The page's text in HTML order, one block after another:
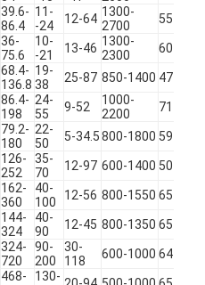
39.6-
86.4
11-
-24
12-64 1300-
2700
55
36-
75.6
10-
-21
13-46 1300-
2300
60
68.4-
136.8
19-
38
25-87 850-1400 47
86.4-
198
24-
55
9-52
1000-
2200
71
79.2-
180
22-
50
5-34.5 800-1800 59
126-
252
35-
70
12-97 600-1400 50
162-
360
40-
100
12-56 800-1550 65
144-
324
40-
90
12-45 800-1350 65
324-
720
90-
200
30-
118
600-1000 64
468-
130-